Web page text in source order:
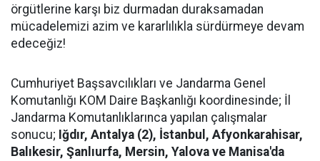
örgütlerine karşı biz durmadan duraksamadan
mücadelemizi azim ve kararlılıkla sürdürmeye devam
edeceğiz!
Cumhuriyet Başsavcılıkları ve Jandarma Genel
Komutanlığı KOM Daire Başkanlığı koordinesinde; İl
Jandarma Komutanlıklarınca yapılan çalışmalar
sonucu; Iğdır, Antalya (2), İstanbul, Afyonkarahisar,
Balıkesir, Şanlıurfa, Mersin, Yalova ve Manisa'da